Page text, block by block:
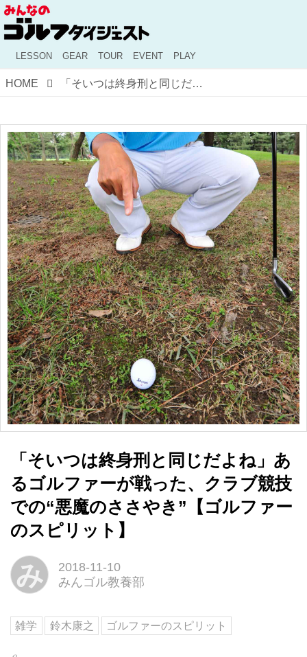
LESSON GEAR TOUR EVENT PLAY
HOME 「そいつは終身刑と同じだよね」あるゴルファーが戦った、クラブ競技での“悪魔のささやき”【ゴルファーのスピリット】
「そいつは終身刑と同じだよね」あ
るゴルファーが戦った、クラブ競技
での“悪魔のささやき”【ゴルファー
のスピリット】
み
2018-11-10
みんゴル教養部
雑学 鈴木康之 ゴルファーのスピリット